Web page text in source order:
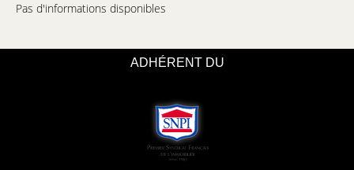
Pas d'informations disponibles
ADHÉRENT DU